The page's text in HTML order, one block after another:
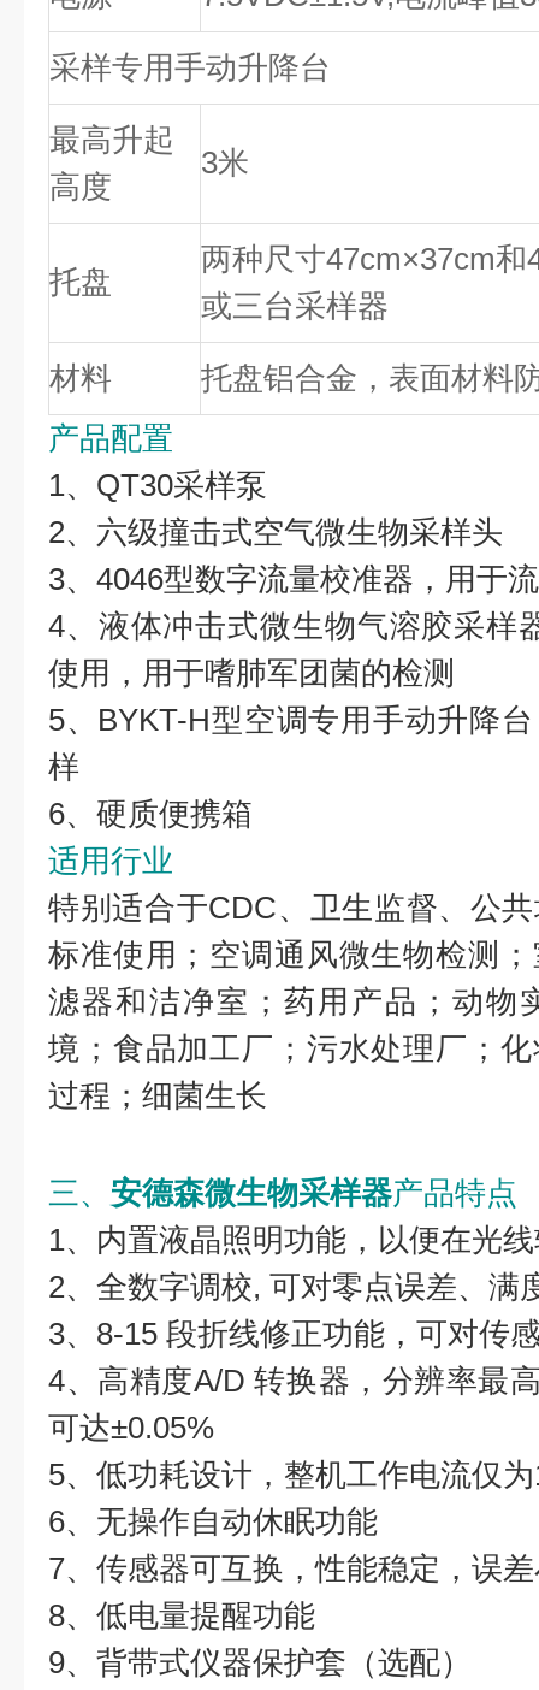
采样专用手动升降台
最高升起
高度
3米
托盘
两种尺寸47cm×37cm
或三台采样器
材料
托盘铝合金，表面材料
产品配置
1、QT30采样泵
2、六级撞击式空气微生物采样头
3、4046型数字流量校准器，用于
4、液体冲击式微生物气溶胶采样
使用，用于嗜肺军团菌的检测
5、BYKT-H型空调专用手动升降
样
6、硬质便携箱
适用行业
特别适合于CDC、卫生监督、公
标准使用；空调通风微生物检测
滤器和洁净室；药用产品；动物
境；食品加工厂；污水处理厂；
过程；细菌生长
三、 安德森微生物采样器产品特点
1、内置液晶照明功能，以便在光
2、全数字调校, 可对零点误差、满
3、8-15 段折线修正功能，可对传
4、高精度A/D 转换器，分辨率最
可达±0.05%
5、低功耗设计，整机工作电流仅
6、无操作自动休眠功能
7、传感器可互换，性能稳定，误
8、低电量提醒功能
9、背带式仪器保护套（选配）